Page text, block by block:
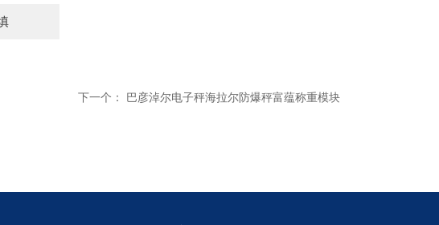
下一个： 巴彦淖尔电子秤海拉尔防爆秤富蕴称重模块